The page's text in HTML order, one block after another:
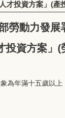
才投資方案」(產
勞動力發展
投資方案」(
象為年滿十五歲以